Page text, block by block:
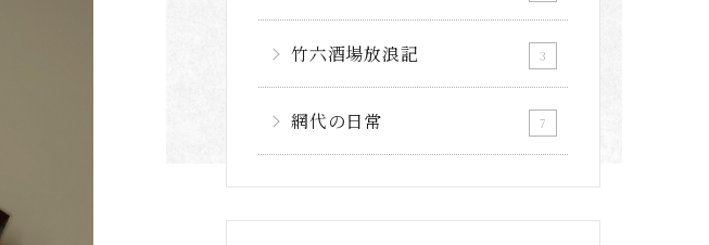
竹六酒場放浪記 3
網代の日常 7